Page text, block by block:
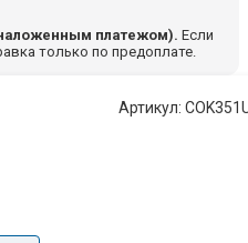
платежом). Если
только по предоплате.
Артикул: